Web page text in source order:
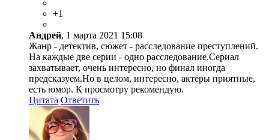
+1
Андрей, 1 марта 2021 15:08
Жанр - детектив, сюжет - расследование преступлений.
На каждые две серии - одно расследование.Сериал
захватывает, очень интересно, но финал иногда
предсказуем.Но в целом, интересно, актёры приятные,
есть юмор. К просмотру рекомендую.
Цитата Ответить